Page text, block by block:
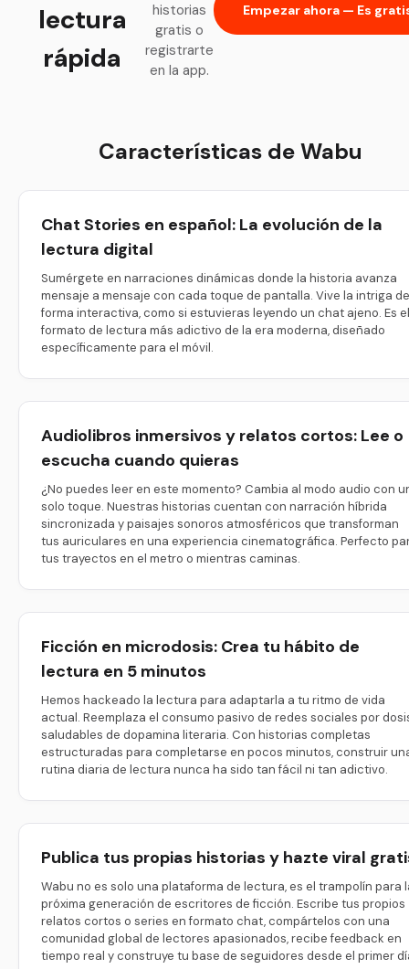
lectura
rápida
historias
gratis o
registrarte
en la app.
Empezar ahora — Es
Características de Wabu
Chat Stories en español: La evolución de la
lectura digital
Sumérgete en narraciones dinámicas donde la historia avanza
mensaje a mensaje con cada toque de pantalla. Vive la intriga de
forma interactiva, como si estuvieras leyendo un chat ajeno. Es el
formato de lectura más adictivo de la era moderna, diseñado
específicamente para el móvil.
Audiolibros inmersivos y relatos cortos: Lee o
escucha cuando quieras
¿No puedes leer en este momento? Cambia al modo audio con
solo toque. Nuestras historias cuentan con narración híbrida
sincronizada y paisajes sonoros atmosféricos que transforman
tus auriculares en una experiencia cinematográfica. Perfecto
tus trayectos en el metro o mientras caminas.
Ficción en microdosis: Crea tu hábito de
lectura en 5 minutos
Hemos hackeado la lectura para adaptarla a tu ritmo de vida
actual. Reemplaza el consumo pasivo de redes sociales por
saludables de dopamina literaria. Con historias completas
estructuradas para completarse en pocos minutos, construir
rutina diaria de lectura nunca ha sido tan fácil ni tan adictivo.
Publica tus propias historias y hazte viral
Wabu no es solo una plataforma de lectura, es el trampolín para
próxima generación de escritores de ficción. Escribe tus propios
relatos cortos o series en formato chat, compártelos con una
comunidad global de lectores apasionados, recibe feedback en
tiempo real y construye tu base de seguidores desde el primer